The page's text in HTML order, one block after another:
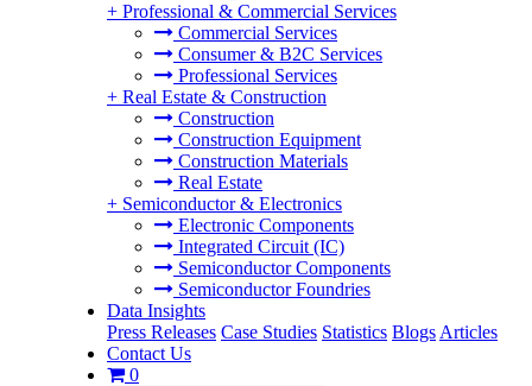
+ Professional & Commercial Services
Commercial Services
Consumer & B2C Services
Professional Services
+ Real Estate & Construction
Construction
Construction Equipment
Construction Materials
Real Estate
+ Semiconductor & Electronics
Electronic Components
Integrated Circuit (IC)
Semiconductor Components
Semiconductor Foundries
Data Insights
Press Releases Case Studies Statistics Blogs Articles
Contact Us
0